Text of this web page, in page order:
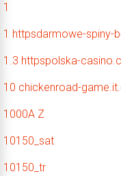
1
1 httpsdarmowe-spiny-
1.3 httpspolska-
10 chickenroad-
1000A Z
10150_sat
10150_tr